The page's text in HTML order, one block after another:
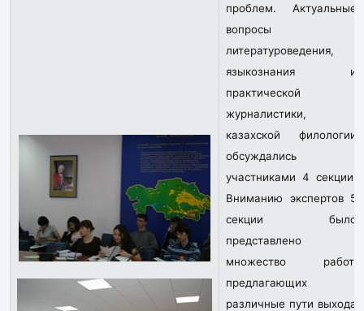
проблем. Актуальные
вопросы
литературоведения,
языкознания и
практической
журналистики,
казахской филологии
обсуждались
участниками 4 секции.
Вниманию экспертов 5
секции было
представлено
множество работ,
предлагающих
различные пути выхода